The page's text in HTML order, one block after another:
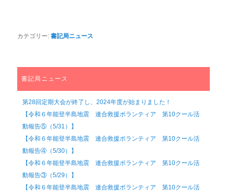
カテゴリー: 書記局ニュース
書記局ニュース
第28回定期大会が終了し、2024年度が始まりました！
【令和６年能登半島地震 連合救援ボランティア 第10クール活
動報告⑤（5/31）】
【令和６年能登半島地震 連合救援ボランティア 第10クール活
動報告④（5/30）】
【令和６年能登半島地震 連合救援ボランティア 第10クール活
動報告③（5/29）】
【令和６年能登半島地震 連合救援ボランティア 第10クール活